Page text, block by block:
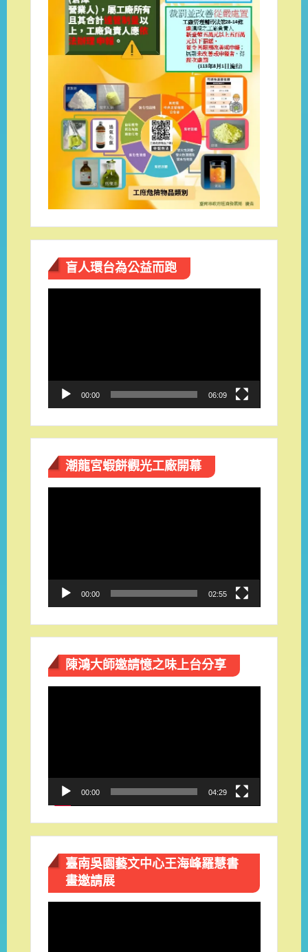
盲人環台​為公益而跑
00:00 06:09
潮龍宮蝦餅觀光工廠開幕
00:00 02:55
陳鴻大師邀請憶之味上台分享
00:00 04:29
臺南吳園藝文中心王海峰羅慧書
畫邀請展